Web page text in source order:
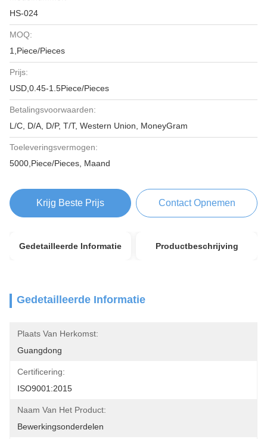
HS-024
MOQ:
1,Piece/Pieces
Prijs:
USD,0.45-1.5Piece/Pieces
Betalingsvoorwaarden:
L/C, D/A, D/P, T/T, Western Union, MoneyGram
Toeleveringsvermogen:
5000,Piece/Pieces, Maand
Krijg Beste Prijs Contact Opnemen
Gedetailleerde Informatie Productbeschrijving
Gedetailleerde Informatie
Plaats Van Herkomst:
Guangdong
Certificering:
ISO9001:2015
Naam Van Het Product:
Bewerkingsonderdelen